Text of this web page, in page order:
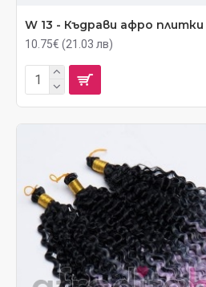
W 13 - Къдрави афро
10.75€ (21.03 лв)